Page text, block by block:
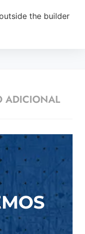
the builder
ADICIONAL